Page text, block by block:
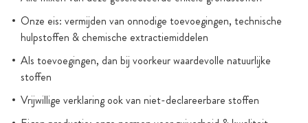
Onze eis: vermijden van onnodige toevoegingen, technische
hulpstoffen & chemische extractiemiddelen
Als toevoegingen, dan bij voorkeur waardevolle natuurlijke
stoffen
Vrijwillige verklaring ook van niet-declareerbare stoffen